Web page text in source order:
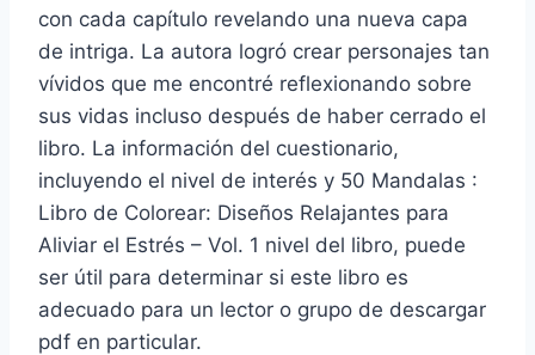
con cada capítulo revelando una nueva capa
de intriga. La autora logró crear personajes tan
vívidos que me encontré reflexionando sobre
sus vidas incluso después de haber cerrado el
libro. La información del cuestionario,
incluyendo el nivel de interés y 50 Mandalas :
Libro de Colorear: Diseños Relajantes para
Aliviar el Estrés – Vol. 1 nivel del libro, puede
ser útil para determinar si este libro es
adecuado para un lector o grupo de descargar
pdf en particular.